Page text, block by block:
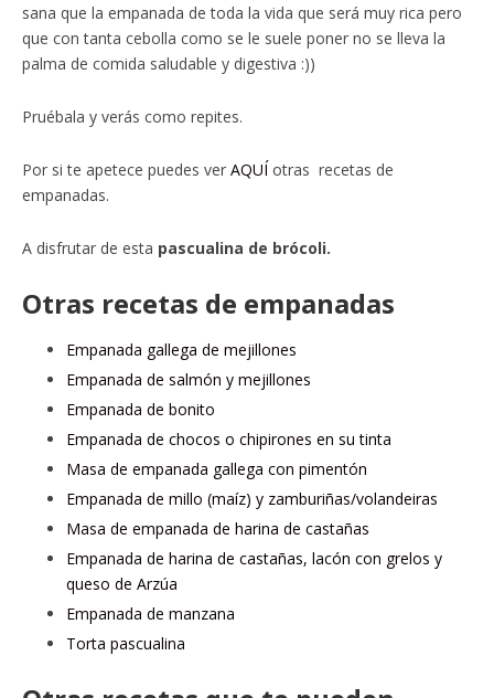
sana que la empanada de toda la vida que será muy rica pero
que con tanta cebolla como se le suele poner no se lleva la
palma de comida saludable y digestiva :))
Pruébala y verás como repites.
Por si te apetece puedes ver AQUÍ otras recetas de
empanadas.
A disfrutar de esta pascualina de brócoli.
Otras recetas de empanadas
Empanada gallega de mejillones
Empanada de salmón y mejillones
Empanada de bonito
Empanada de chocos o chipirones en su tinta
Masa de empanada gallega con pimentón
Empanada de millo (maíz) y zamburiñas/volandeiras
Masa de empanada de harina de castañas
Empanada de harina de castañas, lacón con grelos y
queso de Arzúa
Empanada de manzana
Torta pascualina